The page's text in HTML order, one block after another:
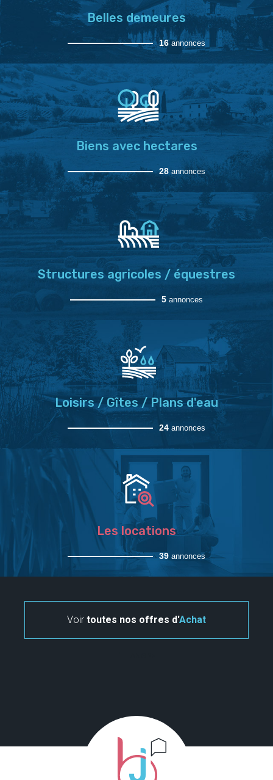
Belles demeures
16annonces
Biens avec hectares
28 annonces
Structures agricoles / équestres
5 annonces
Loisirs / Gîtes / Plans d'eau
24 annonces
Les locations
39 annonces
Voir toutes nos offres d'Achat